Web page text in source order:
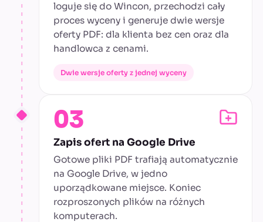
loguje się do Wincon, przechodzi cały
proces wyceny i generuje dwie wersje
oferty PDF: dla klienta bez cen oraz dla
handlowca z cenami.
Dwie wersje oferty z jednej wyceny
03
Zapis ofert na Google Drive
Gotowe pliki PDF trafiają automatycznie
na Google Drive, w jedno
uporządkowane miejsce. Koniec
rozproszonych plików na różnych
komputerach.